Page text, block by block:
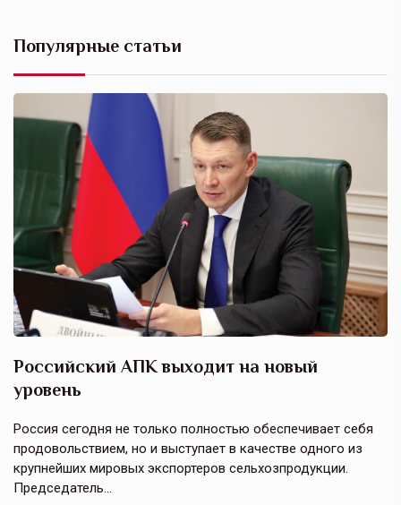
Популярные статьи
Российский АПК выходит на новый
уровень
Россия сегодня не только полностью обеспечивает себя
продовольствием, но и выступает в качестве одного из
крупнейших мировых экспортеров сельхозпродукции.
Председатель…